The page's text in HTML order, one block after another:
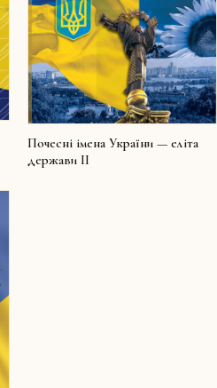
Почесні імена України — еліта
держави II